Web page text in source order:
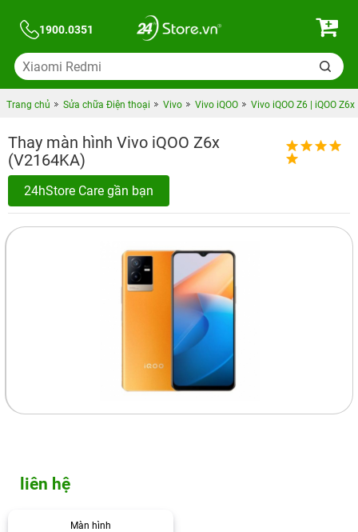
1900.0351
Trang chủ Sửa chữa Điện thoại Vivo Vivo iQOO Vivo iQOO Z6 | iQOO Z6x
Thay màn hình Vivo iQOO Z6x
(V2164KA)
24hStore Care gần bạn
liên hệ
Màn hình